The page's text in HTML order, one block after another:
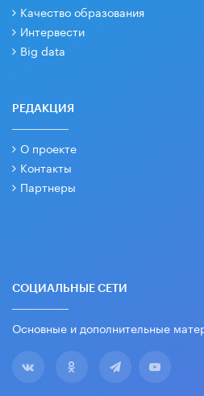
Качество образования
Интервести
Big data
РЕДАКЦИЯ
О проекте
Контакты
Партнеры
СОЦИАЛЬНЫЕ СЕТИ
Основные и дополнительные